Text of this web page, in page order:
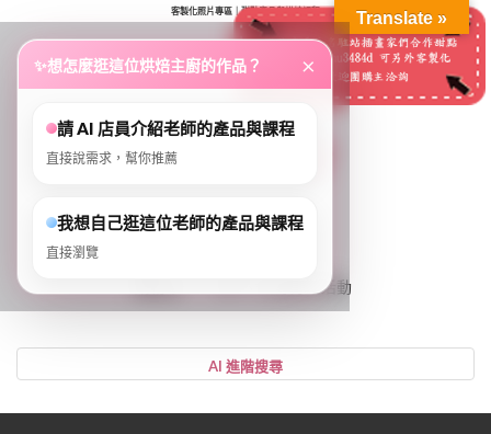
客製化照片專區｜甜點產品與烘焙課程
...
VIP、LV等好康活動
帳號
Translate »
✨想怎麼逛這位烘焙主廚的作品？ ×
請 AI 店員介紹老師的產品與課程
直接說需求，幫你推薦
我想自己逛這位老師的產品與課程
直接瀏覽